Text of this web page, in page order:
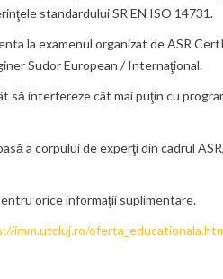
standardului SR EN ISO 14731.
la examenul organizat de ASR
Sudor European / Internaţional.
interfereze cât mai puţin cu
a corpului de experţi din cadrul
orice informaţii suplimentare.
imm.utcluj.ro/